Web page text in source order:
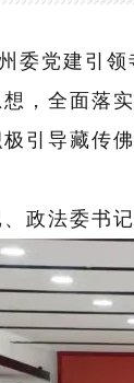
委党建引
想，全面落
引导藏传
法委书记